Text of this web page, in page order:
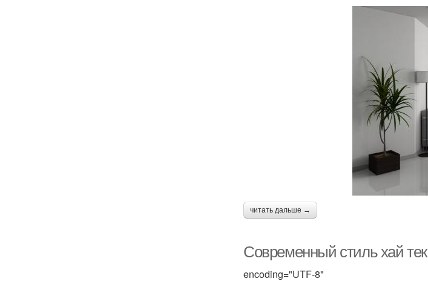
читать дальше →
Современный стиль хай
encoding="UTF-8"